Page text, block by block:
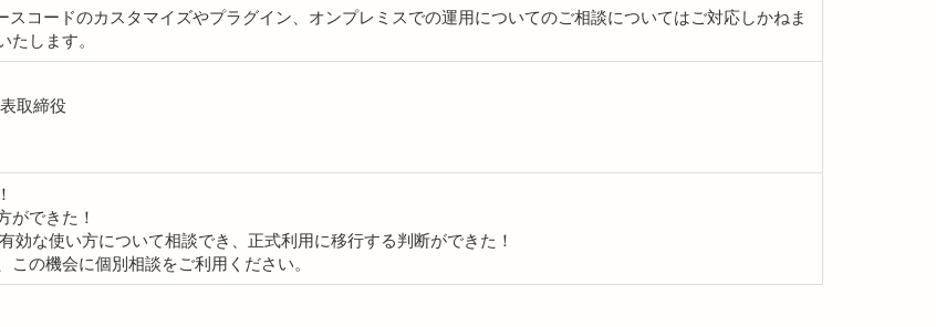
コードのカスタマイズやプラグイン、オンプレミスでの運用についてのご相談についてはご対応しかねま
します。
取締役
ができた！
効な使い方について相談でき、正式利用に移行する判断ができた！
の機会に個別相談をご利用ください。